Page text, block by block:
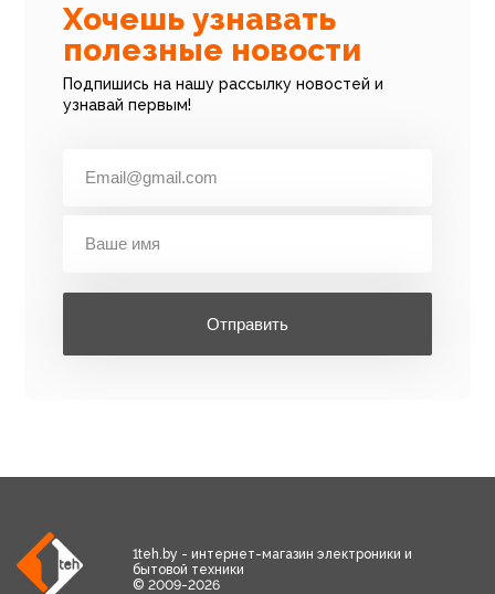
Хочешь узнавать
полезные новости
Подпишись на нашу рассылку новостей и
узнавай первым!
Отправить
1teh.by - интернет-магазин электроники и
бытовой техники
© 2009-2026